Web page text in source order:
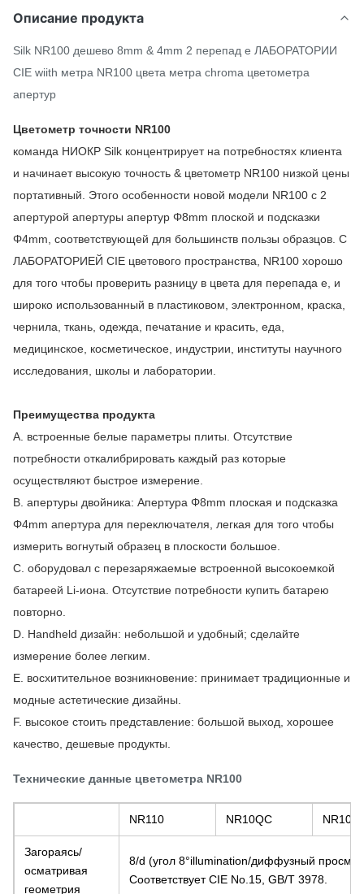
Описание продукта
Silk NR100 дешево 8mm & 4mm 2 перепад e ЛАБОРАТОРИИ
CIE wiith метра NR100 цвета метра chroma цветометра
апертур
Цветометр точности NR100
команда НИОКР Silk концентрирует на потребностях клиента
и начинает высокую точность & цветометр NR100 низкой цены
портативный. Этого особенности новой модели NR100 с 2
апертурой апертуры апертур Φ8mm плоской и подсказки
Φ4mm, соответствующей для большинств пользы образцов. С
ЛАБОРАТОРИЕЙ CIE цветового пространства, NR100 хорошо
для того чтобы проверить разницу в цвета для перепада e, и
широко использованный в пластиковом, электронном, краска,
чернила, ткань, одежда, печатание и красить, еда,
медицинское, косметическое, индустрии, институты научного
исследования, школы и лаборатории.
Преимущества продукта
A. встроенные белые параметры плиты. Отсутствие
потребности откалибрировать каждый раз которые
осуществляют быстрое измерение.
B. апертуры двойника: Апертура Φ8mm плоская и подсказка
Φ4mm апертура для переключателя, легкая для того чтобы
измерить вогнутый образец в плоскости большое.
C. оборудовал с перезаряжаемые встроенной высокоемкой
батареей Li-иона. Отсутствие потребности купить батарею
повторно.
D. Handheld дизайн: небольшой и удобный; сделайте
измерение более легким.
E. восхитительное возникновение: принимает традиционные и
модные астетические дизайны.
F. высокое стоить представление: большой выход, хорошее
качество, дешевые продукты.
Технические данные цветометра NR100
NR110 NR10QC NR100
Загораясь/
осматривая
геометрия
8/d (угол 8°illumination/диффузный
Соответствует CIE No.15, GB/T 3978.